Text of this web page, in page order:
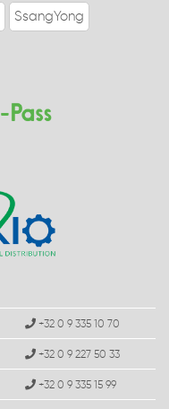
SsangYong
+32 0 9 335 10 70
+32 0 9 227 50 33
+32 0 9 335 15 99